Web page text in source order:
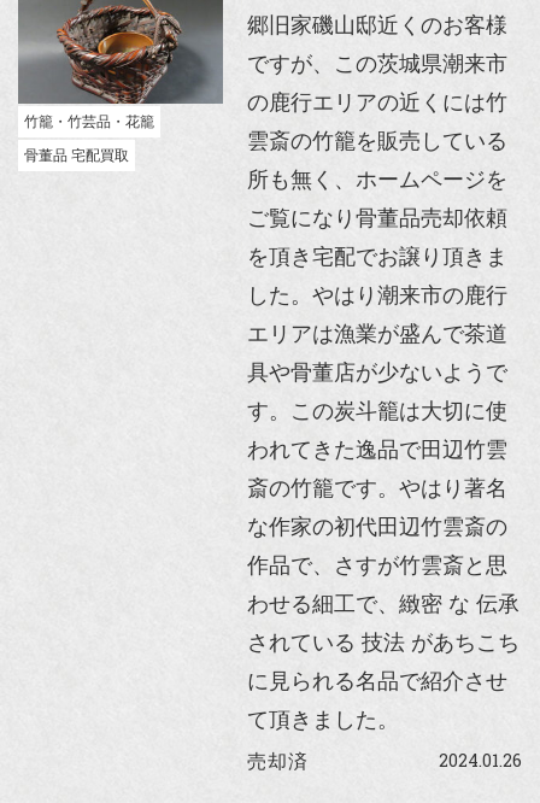
竹籠・竹芸品・花籠
骨董品 宅配買取
郷旧家磯山邸近くのお客様
ですが、この茨城県潮来市
の鹿行エリアの近くには竹
雲斎の竹籠を販売している
所も無く、ホームページを
ご覧になり骨董品売却依頼
を頂き宅配でお譲り頂きま
した。やはり潮来市の鹿行
エリアは漁業が盛んで茶道
具や骨董店が少ないようで
す。この炭斗籠は大切に使
われてきた逸品で田辺竹雲
斎の竹籠です。やはり著名
な作家の初代田辺竹雲斎の
作品で、さすが竹雲斎と思
わせる細工で、緻密 な 伝承
されている 技法 があちこち
に見られる名品で紹介させ
て頂きました。
売却済 2024.01.26